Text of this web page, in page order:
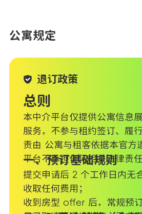
公寓规定
退订政策
总则
本中介平台仅提供公寓信息
服务，不参与租约签订、履
责由 公寓与租客依据本官方
平台不承担任何相关法律责任
一、预订基础规则
提交申请后 2 个工作日内无
收取任何费用；
收到房型 offer 后，常规预